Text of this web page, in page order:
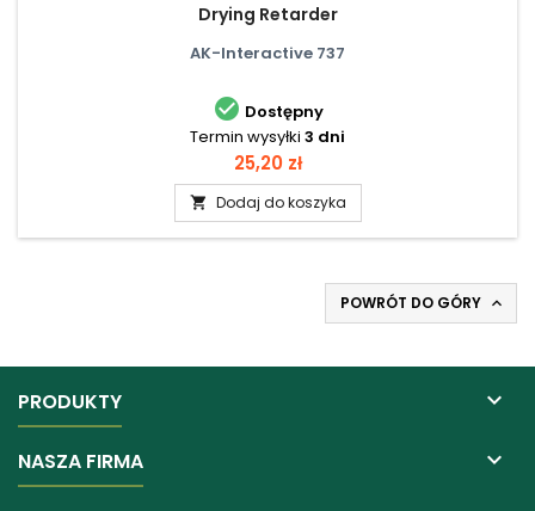
Drying Retarder
AK-Interactive 737
 Dostępny
Termin wysyłki 3 dni
Cena
25,20 zł
 Dodaj do koszyka
POWRÓT DO GÓRY 
PRODUKTY 
NASZA FIRMA 